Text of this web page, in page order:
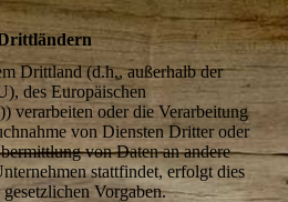
Drittland (d.h., außerhalb der
des Europäischen
verarbeiten oder die Verarbeitung
von Diensten Dritter oder
von Daten an andere
stattfindet, erfolgt dies
Vorgaben.